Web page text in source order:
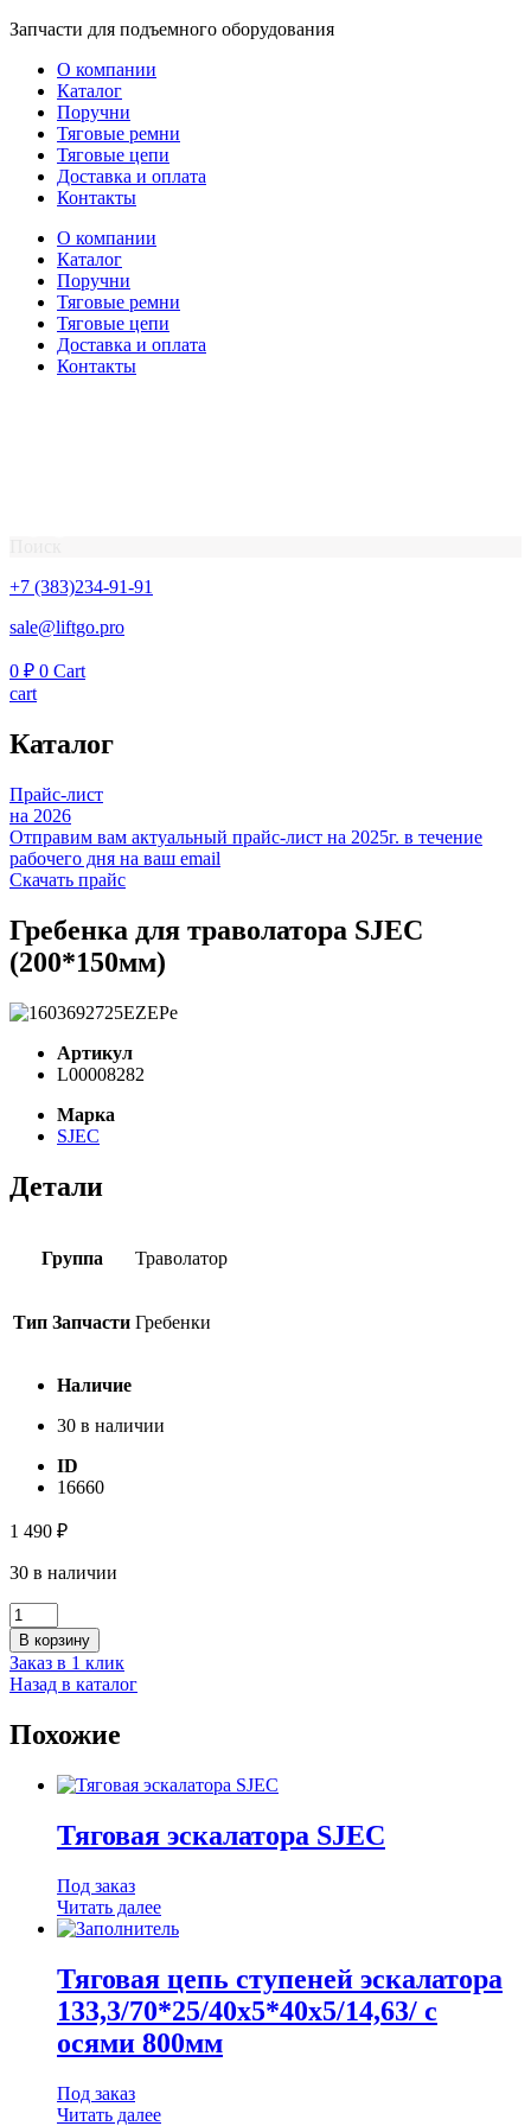
Перейти
содержимому
Запчасти для подъемного оборудования
О компании
Каталог
Поручни
Тяговые ремни
Тяговые цепи
Доставка и оплата
Контакты
О компании
Каталог
Поручни
Тяговые ремни
Тяговые цепи
Доставка и оплата
Контакты
+7 (383)234-91-91
sale@liftgo.pro
0 ₽ 0 Cart
cart
Каталог
Прайс-лист
на 2026
Отправим вам актуальный прайс-лист на 2025г. в течение
рабочего дня на ваш email
Скачать прайс
Гребенка для траволатора SJEC
(200*150мм)
Артикул
L00008282
Марка
SJEC
Детали
Группа Траволатор
Тип Запчасти Гребенки
Наличие
30 в наличии
ID
16660
1 490 ₽
30 в наличии
Количество
товара
Гребенка
для
траволатора
(200*150мм)
В корзину
Заказ в 1 клик
Назад в каталог
Похожие
Тяговая эскалатора SJEC
Под заказ
Читать далее
Тяговая цепь ступеней эскалатора
133,3/70*25/40х5*40х5/14,63/ с
осями 800мм
Под заказ
Читать далее